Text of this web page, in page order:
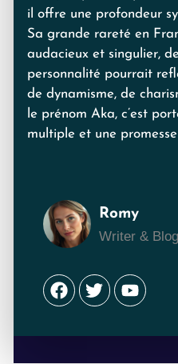
il offre une profondeur
Sa grande rareté en
audacieux et singulier,
personnalité pourrait
de dynamisme, de
le prénom Aka, c’est
multiple et une
Romy
Writer &
Facebook
Twitter